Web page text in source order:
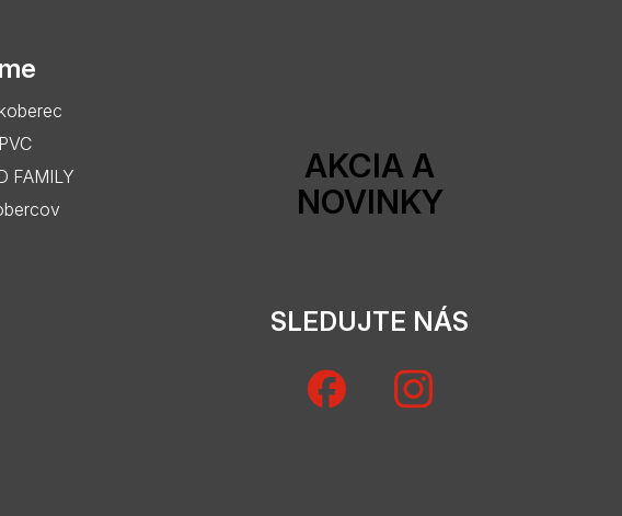
FAMILY
AKCIA A
NOVINKY
SLEDUJTE NÁS